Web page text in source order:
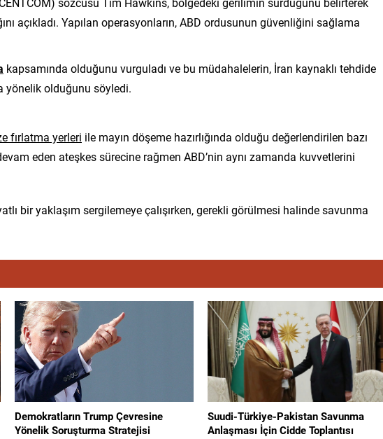
açıkladı. Yapılan operasyonların, ABD ordusunun güvenliğini sağlama
kapsamında olduğunu vurguladı ve bu müdahalelerin, İran kaynaklı tehdide
yönelik olduğunu söyledi.
fırlatma yerleri ile mayın döşeme hazırlığında olduğu değerlendirilen bazı
eden ateşkes sürecine rağmen ABD’nin aynı zamanda kuvvetlerini
bir yaklaşım sergilemeye çalışırken, gerekli görülmesi halinde savunma
Demokratların Trump Çevresine
Yönelik Soruşturma Stratejisi
Suudi-Türkiye-Pakistan Savunma
Anlaşması İçin Cidde Toplantısı